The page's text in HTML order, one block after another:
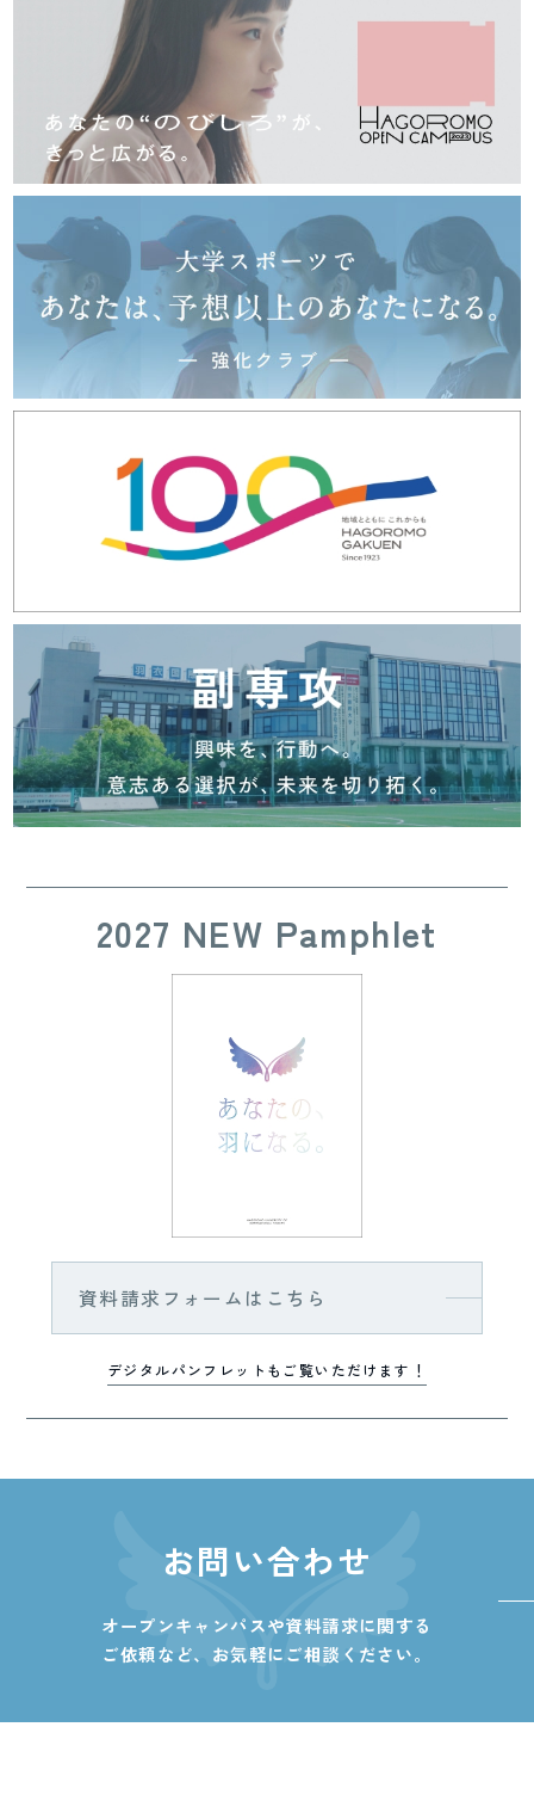
2027 NEW Pamphlet
資料請求フォームはこちら
デジタルパンフレットもご覧いただけます！
お問い合わせ
オープンキャンパスや資料請求に関する
ご依頼など、 お気軽にご相談ください。